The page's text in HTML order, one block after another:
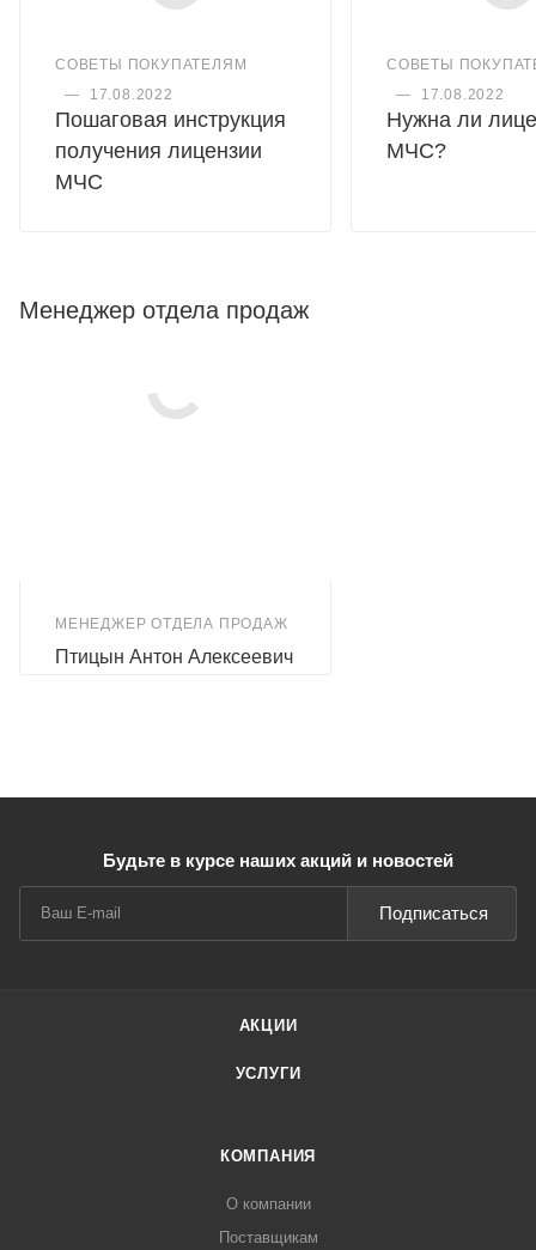
СОВЕТЫ ПОКУПАТЕЛЯМ
—
17.08.2022
Пошаговая инструкция
получения лицензии
МЧС
СОВЕТЫ
—
17.08.2022
Нужна ли
МЧС?
Менеджер отдела продаж
МЕНЕДЖЕР ОТДЕЛА ПРОДАЖ
Птицын Антон Алексеевич
Будьте в курсе наших акций и новостей
Подписаться
АКЦИИ
УСЛУГИ
КОМПАНИЯ
О компании
Поставщикам